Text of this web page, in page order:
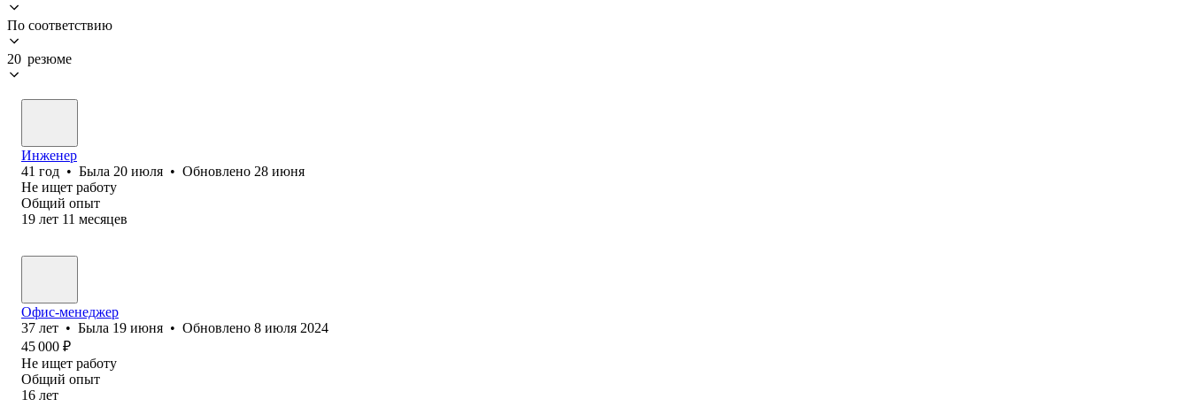
По соответствию
20 резюме
Инженер
41 год • Была 20 июля • Обновлено 28 июня
Не ищет работу
Общий опыт
19 лет 11 месяцев
Офис-менеджер
37 лет • Была 19 июня • Обновлено 8 июля 2024
45 000 ₽
Не ищет работу
Общий опыт
16 лет